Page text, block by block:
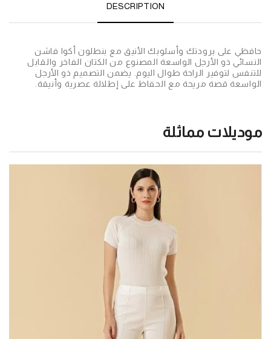
DESCRIPTION
حافظي على برودتك وأسلوبك الأنيق مع بنطلون أكوا فاشن
النسائي ذو الأرجل الواسعة المصنوع من الكتان الفاخر والقابل
للتنفس لتوفير الراحة طوال اليوم. يضمن التصميم ذو الأرجل
الواسعة قصة مريحة مع الحفاظ على إطلالة عصرية وأنيقة.
موديلات مماثلة